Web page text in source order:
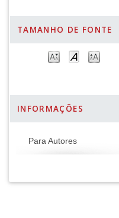
TAMANHO DE FONTE
INFORMAÇÕES
Para Autores